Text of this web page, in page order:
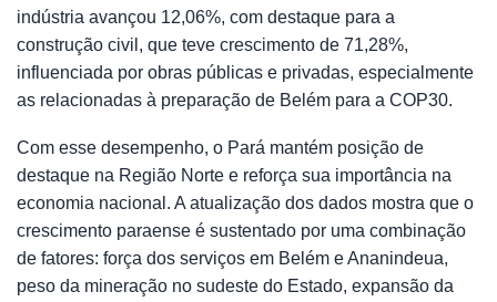
indústria avançou 12,06%, com destaque para a
construção civil, que teve crescimento de 71,28%,
influenciada por obras públicas e privadas, especialmente
as relacionadas à preparação de Belém para a COP30.
Com esse desempenho, o Pará mantém posição de
destaque na Região Norte e reforça sua importância na
economia nacional. A atualização dos dados mostra que o
crescimento paraense é sustentado por uma combinação
de fatores: força dos serviços em Belém e Ananindeua,
peso da mineração no sudeste do Estado, expansão da